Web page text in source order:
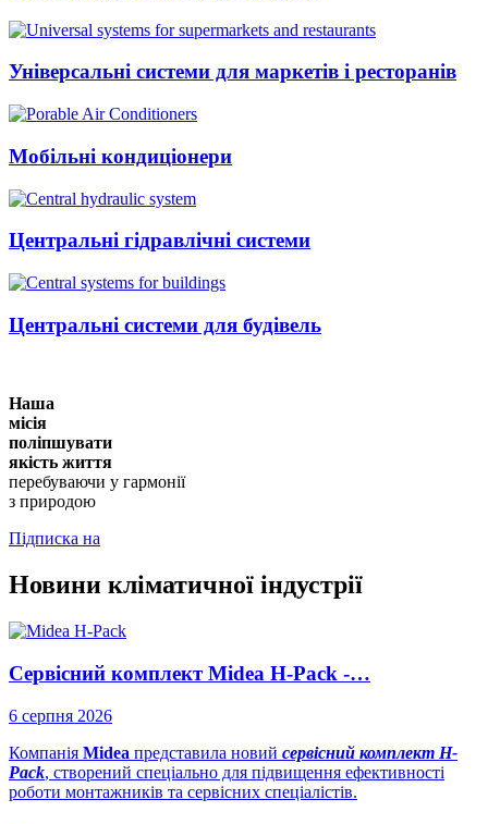
Універсальні системи для маркетів і ресторанів
Мобільні кондиціонери
Центральні гідравлічні системи
Центральні системи для будівель
Наша
місія
поліпшувати
якість життя
перебуваючи у гармонії
з природою
Підписка на
Новини кліматичної індустрії
Сервісний комплект Midea H-Pack -…
6 серпня 2026
Компанія Midea представила новий сервісний комплект H-
Pack, створений спеціально для підвищення ефективності
роботи монтажників та сервісних спеціалістів.